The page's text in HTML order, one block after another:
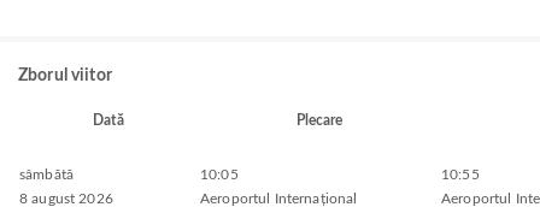
Zborul viitor
Dată Plecare
sâmbătă
8 august 2026
10:05
Aeroportul Internațional
10:55
Aeroportul